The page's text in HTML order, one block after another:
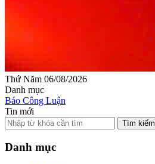
Thứ Năm 06/08/2026
Danh mục
Báo Công Luận
Tin mới
Tìm kiếm
Danh mục